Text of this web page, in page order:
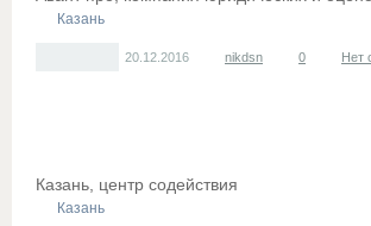
Казань
20.12.2016 nikdsn 0 Нет
Казань, центр содействия
Казань